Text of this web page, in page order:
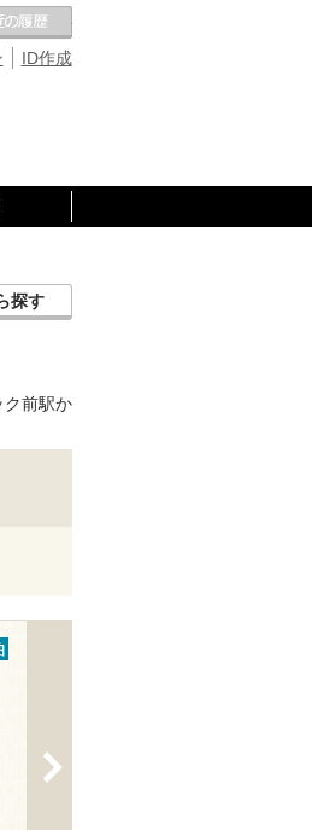
ID作成
温泉
探す
ク前駅か